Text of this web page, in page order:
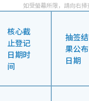
核心截
止登记
日期时
间
抽签结
果公布
日期